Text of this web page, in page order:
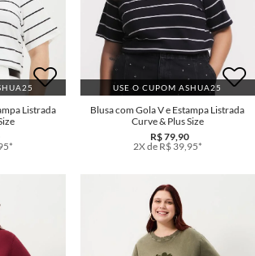
Listrada
USE O CUPOM ASHUA25
Blusa com Gola V e Estampa Listrada
Curve & Plus Size
R$ 79,90
2X de R$ 39,95*